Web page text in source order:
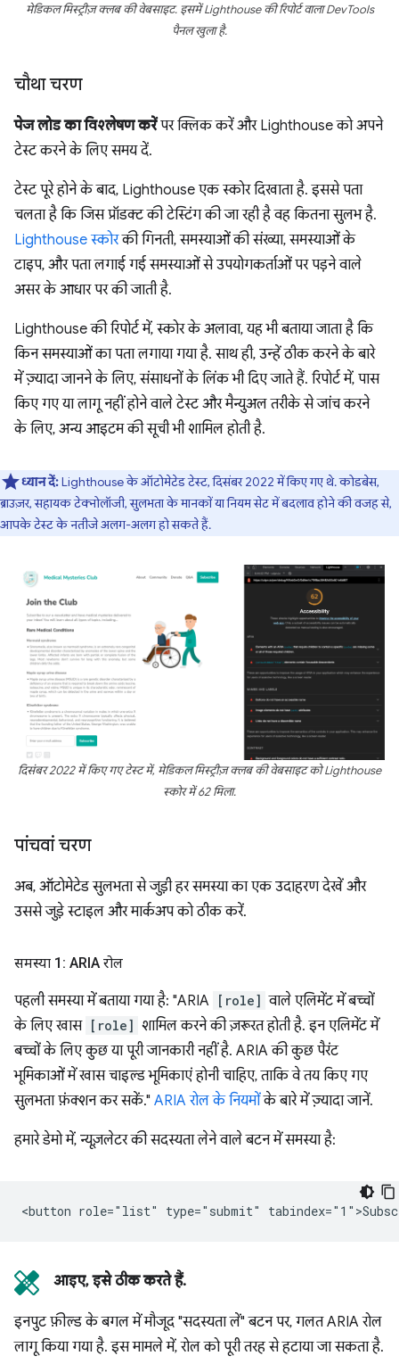
मेडिकल मिस्ट्रीज़ क्लब की वेबसाइट. इसमें Lighthouse की रिपोर्ट वाला DevTools
पैनल खुला है.
चौथा चरण
पेज लोड का विश्लेषण करेंपर क्लिक करें और Lighthouse को अपने
टेस्ट करने के लिए समय दें.
टेस्ट पूरे होने के बाद, Lighthouse एक स्कोर दिखाता है. इससे पता
चलता है कि जिस प्रॉडक्ट की टेस्टिंग की जा रही है वह कितना सुलभ है.
Lighthouse स्कोरकी गिनती, समस्याओं की संख्या, समस्याओं के
टाइप, और पता लगाई गई समस्याओं से उपयोगकर्ताओं पर पड़ने वाले
असर के आधार पर की जाती है.
Lighthouse की रिपोर्ट में, स्कोर के अलावा, यह भी बताया जाता है कि
किन समस्याओं का पता लगाया गया है. साथ ही, उन्हें ठीक करने के बारे
में ज़्यादा जानने के लिए, संसाधनों के लिंक भी दिए जाते हैं. रिपोर्ट में, पास
किए गए या लागू नहीं होने वाले टेस्ट और मैन्युअल तरीके से जांच करने
के लिए, अन्य आइटम की सूची भी शामिल होती है.
ध्यान दें:Lighthouse के ऑटोमेटेड टेस्ट, दिसंबर 2022 में किए गए थे. कोडबेस,
ब्राउज़र, सहायक टेक्नोलॉजी, सुलभता के मानकों या नियम सेट में बदलाव होने की वजह से,
आपके टेस्ट के नतीजे अलग-अलग हो सकते हैं.
दिसंबर 2022 में किए गए टेस्ट में, मेडिकल मिस्ट्रीज़ क्लब की वेबसाइट को Lighthouse
स्कोर में 62 मिला.
पांचवां चरण
अब, ऑटोमेटेड सुलभता से जुड़ी हर समस्या का एक उदाहरण देखें और
उससे जुड़े स्टाइल और मार्कअप को ठीक करें.
समस्या 1: ARIA रोल
पहली समस्या में बताया गया है: "ARIA [role] वाले एलिमेंट में बच्चों
के लिए खास [role] शामिल करने की ज़रूरत होती है. इन एलिमेंट में
बच्चों के लिए कुछ या पूरी जानकारी नहीं है. ARIA की कुछ पैरंट
भूमिकाओं में खास चाइल्ड भूमिकाएं होनी चाहिए, ताकि वे तय किए गए
सुलभता फ़ंक्शन कर सकें." ARIA रोल के नियमोंके बारे में ज़्यादा जानें.
हमारे डेमो में, न्यूज़लेटर की सदस्यता लेने वाले बटन में समस्या है:
आइए, इसे ठीक करते हैं.
इनपुट फ़ील्ड के बगल में मौजूद "सदस्यता लें" बटन पर, गलत ARIA रोल
लागू किया गया है. इस मामले में, रोल को पूरी तरह से हटाया जा सकता है.